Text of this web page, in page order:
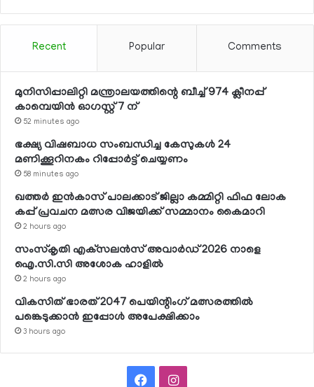
Recent Popular Comments
മുനിസിപ്പാലിറ്റി മന്ത്രാലയത്തിന്റെ ബീച്ച് 974 ക്ലീനപ്പ്
കാമ്പെയിന്‍ ഓഗസ്റ്റ് 7 ന്
52 minutes ago
ഭക്ഷ്യ വിഷബാധ സംബന്ധിച്ച കേസുകള്‍ 24
മണിക്കൂറിനകം റിപ്പോര്‍ട്ട് ചെയ്യണം
58 minutes ago
ഖത്തര്‍ ഇന്‍കാസ് പാലക്കാട് ജില്ലാ കമ്മിറ്റി ഫിഫ ലോക
കപ്പ് പ്രവചന മത്സര വിജയിക്ക് സമ്മാനം കൈമാറി
2 hours ago
സംസ്‌കൃതി എക്‌സലന്‍സ് അവാര്‍ഡ് 2026 നാളെ
ഐ.സി.സി അശോക ഹാളില്‍
2 hours ago
വികസിത് ഭാരത് 2047 പെയിന്റിംഗ് മത്സരത്തില്‍
പങ്കെടുക്കാന്‍ ഇപ്പോള്‍ അപേക്ഷിക്കാം
3 hours ago
FacebookInstagram